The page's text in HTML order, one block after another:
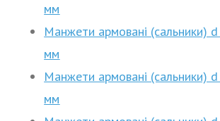
мм
Манжети армовані (сальники)
мм
Манжети армовані (сальники)
мм